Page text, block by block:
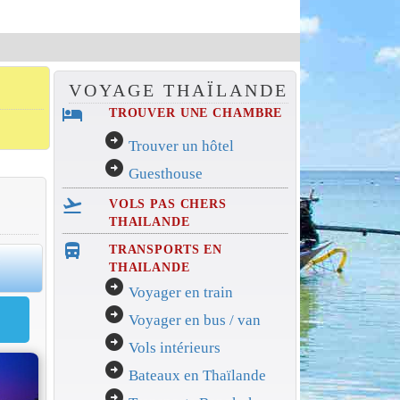
VOYAGE THAÏLANDE
hotel TROUVER UNE CHAMBRE
arrow_circle_right Trouver un hôtel
arrow_circle_right Guesthouse
flight_takeoff
VOLS PAS CHERS
THAILANDE
directions_bus_filled
TRANSPORTS EN
THAILANDE
arrow_circle_right Voyager en train
arrow_circle_right Voyager en bus / van
arrow_circle_right Vols intérieurs
arrow_circle_right Bateaux en Thaïlande